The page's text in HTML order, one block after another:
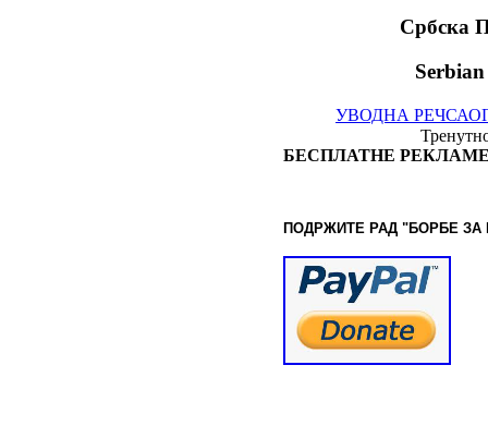
Србска
УВОДНА РЕЧ
БЕСПЛАТНЕ
ПОДРЖИТЕ РАД "БОРБЕ ЗА